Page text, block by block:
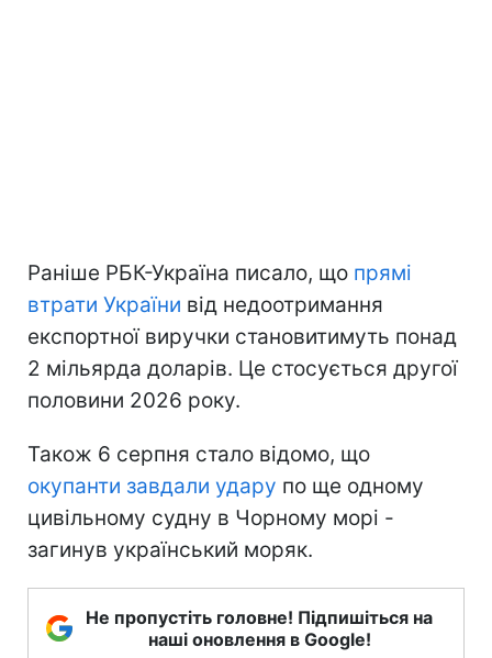
Раніше РБК-Україна писало, що прямі
втрати України від недоотримання
експортної виручки становитимуть понад
2 мільярда доларів. Це стосується другої
половини 2026 року.
Також 6 серпня стало відомо, що
окупанти завдали удару по ще одному
цивільному судну в Чорному морі -
загинув український моряк.
Не пропустіть головне! Підпишіться на
наші оновлення в Google!